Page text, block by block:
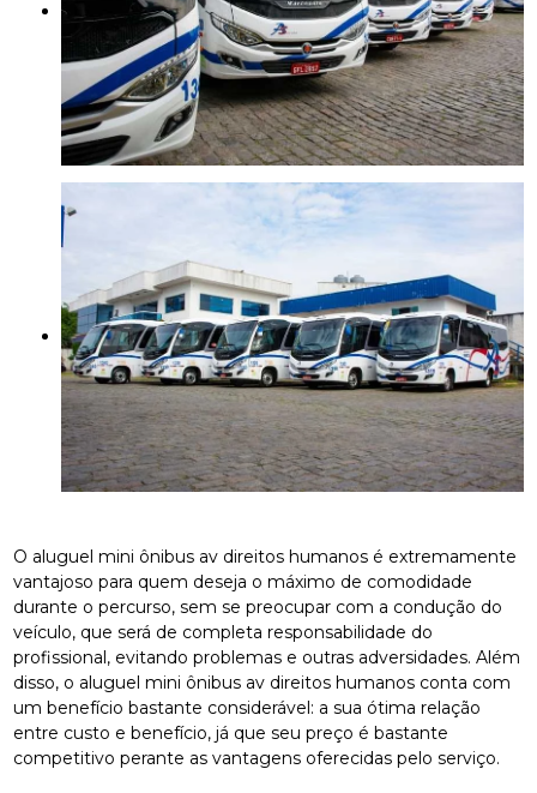
O aluguel mini ônibus av direitos humanos é extremamente
vantajoso para quem deseja o máximo de comodidade
durante o percurso, sem se preocupar com a condução do
veículo, que será de completa responsabilidade do
profissional, evitando problemas e outras adversidades. Além
disso, o aluguel mini ônibus av direitos humanos conta com
um benefício bastante considerável: a sua ótima relação
entre custo e benefício, já que seu preço é bastante
competitivo perante as vantagens oferecidas pelo serviço.